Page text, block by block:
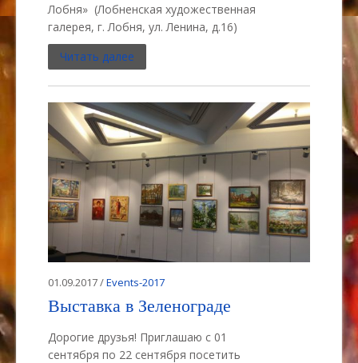
Лобня» (Лобненская художественная
галерея, г. Лобня, ул. Ленина, д.16)
Читать далее
01.09.2017 /Events-2017
Выставка в Зеленограде
Дорогие друзья! Приглашаю с 01
сентября по 22 сентября посетить